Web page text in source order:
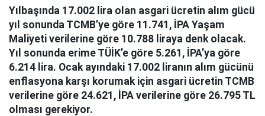
Yılbaşında 17.002 lira olan asgari ücretin alım gücü
yıl sonunda TCMB’ye göre 11.741, İPA Yaşam
Maliyeti verilerine göre 10.788 liraya denk olacak.
Yıl sonunda erime TÜİK’e göre 5.261, İPA’ya göre
6.214 lira. Ocak ayındaki 17.002 liranın alım gücünü
enflasyona karşı korumak için asgari ücretin TCMB
verilerine göre 24.621, İPA verilerine göre 26.795 TL
olması gerekiyor.